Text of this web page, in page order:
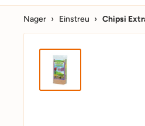
Nager › Einstreu › Chipsi